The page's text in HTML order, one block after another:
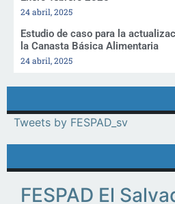
24 abril, 2025
Estudio de caso para la
la Canasta Básica Alimentaria
24 abril, 2025
Tweets by FESPAD_sv
FESPAD El